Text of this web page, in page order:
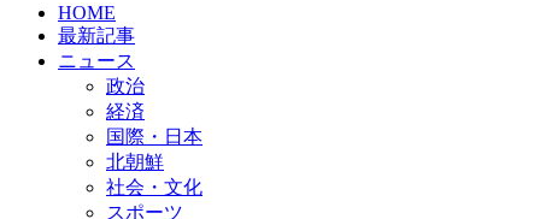
HOME
最新記事
ニュース
政治
経済
国際・日本
北朝鮮
社会・文化
スポーツ